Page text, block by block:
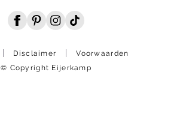
Disclaimer
Voorwaarden
© Copyright Eijerkamp